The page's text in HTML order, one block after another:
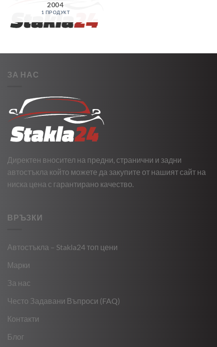
2004
1 ПРОДУКТ
ЗА НАС
Директен вносител на предни, странични и задни
автостъкла който можете да закупите от нашият сайт на
ниска цена с гарантирано качество.
ВРЪЗКИ
Автостъкла – Stakla24 топ цени
Марки
За нас
Често Задавани Въпроси (FAQ)
Контакти
Блог